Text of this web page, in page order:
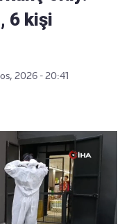
6 kişi
2026 - 20:41